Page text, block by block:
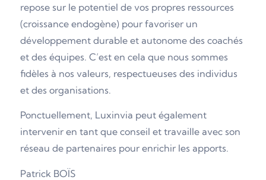
repose sur le potentiel de vos propres ressources
(croissance endogène) pour favoriser un
développement durable et autonome des coachés
et des équipes. C’est en cela que nous sommes
fidèles à nos valeurs, respectueuses des individus
et des organisations.
Ponctuellement, Luxinvia peut également
intervenir en tant que conseil et travaille avec son
réseau de partenaires pour enrichir les apports.
Patrick BOÏS